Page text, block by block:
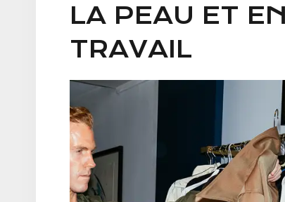
LA PEAU ET
TRAVAIL